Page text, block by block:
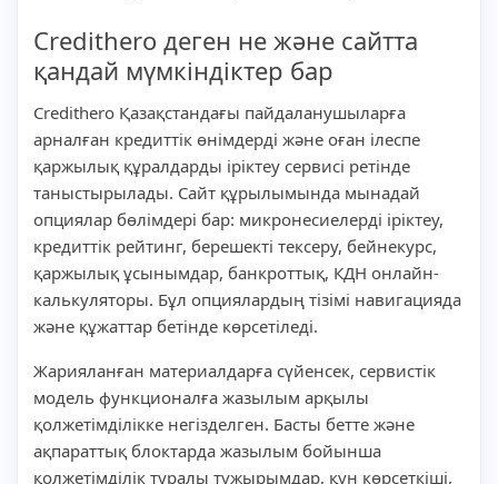
Credithero деген не және сайтта
қандай мүмкіндіктер бар
Credithero Қазақстандағы пайдаланушыларға
арналған кредиттік өнімдерді және оған ілеспе
қаржылық құралдарды іріктеу сервисі ретінде
таныстырылады. Сайт құрылымында мынадай
опциялар бөлімдері бар: микронесиелерді іріктеу,
кредиттік рейтинг, берешекті тексеру, бейнекурс,
қаржылық ұсынымдар, банкроттық, КДН онлайн-
калькуляторы. Бұл опциялардың тізімі навигацияда
және құжаттар бетінде көрсетіледі.
Жарияланған материалдарға сүйенсек, сервистік
модель функционалға жазылым арқылы
қолжетімділікке негізделген. Басты бетте және
ақпараттық блоктарда жазылым бойынша
қолжетімділік туралы тұжырымдар, құн көрсеткіші,